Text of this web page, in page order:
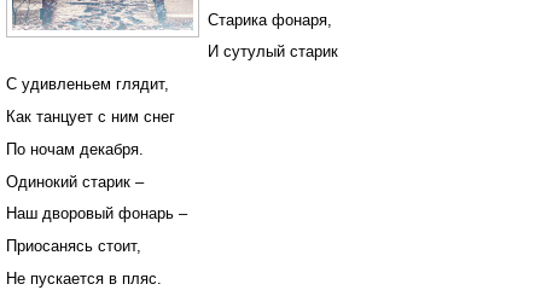
Старика фонаря,
И сутулый старик
С удивленьем глядит,
Как танцует с ним снег
По ночам декабря.
Одинокий старик –
Наш дворовый фонарь –
Приосанясь стоит,
Не пускается в пляс.